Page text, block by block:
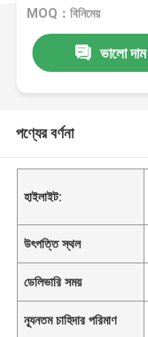
MOQ：বিনিমেয়
ভালো দাম
পণ্যের বর্ণনা
হাইলাইট:
উৎপত্তি স্থল
ডেলিভারি সময়
ন্যূনতম চাহিদার পরিমাণ